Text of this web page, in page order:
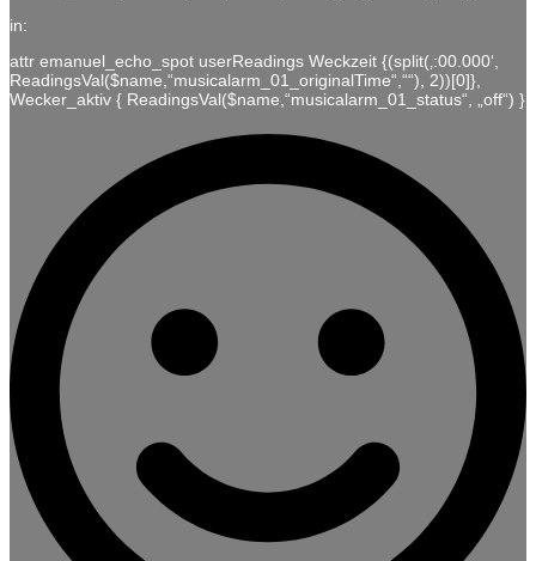
in:
attr emanuel_echo_spot userReadings Weckzeit {(split(‚:00.000‘,
ReadingsVal($name,“musicalarm_01_originalTime“,““), 2))[0]},
Wecker_aktiv { ReadingsVal($name,“musicalarm_01_status“, „off“) }